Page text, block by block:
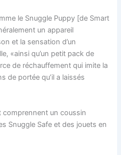
le Snuggle Puppy [de Smart
un appareil
et la sensation d’un
«ainsi qu’un petit pack de
de réchauffement qui imite la
de portée qu’il a laissés
comprennent un coussin
Snuggle Safe et des jouets en